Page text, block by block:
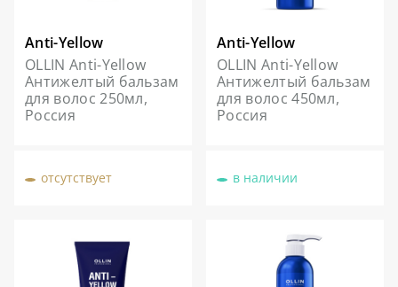
Anti-Yellow
OLLIN Anti-Yellow
Антижелтый бальзам
для волос 250мл,
Россия
отсутствует
Anti-Yellow
OLLIN Anti-Yellow
Антижелтый бальзам
для волос 450мл,
Россия
в наличии